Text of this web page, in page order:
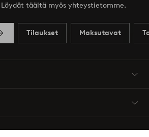
täältä myös yhteystietomme.
Tilaukset Maksutavat